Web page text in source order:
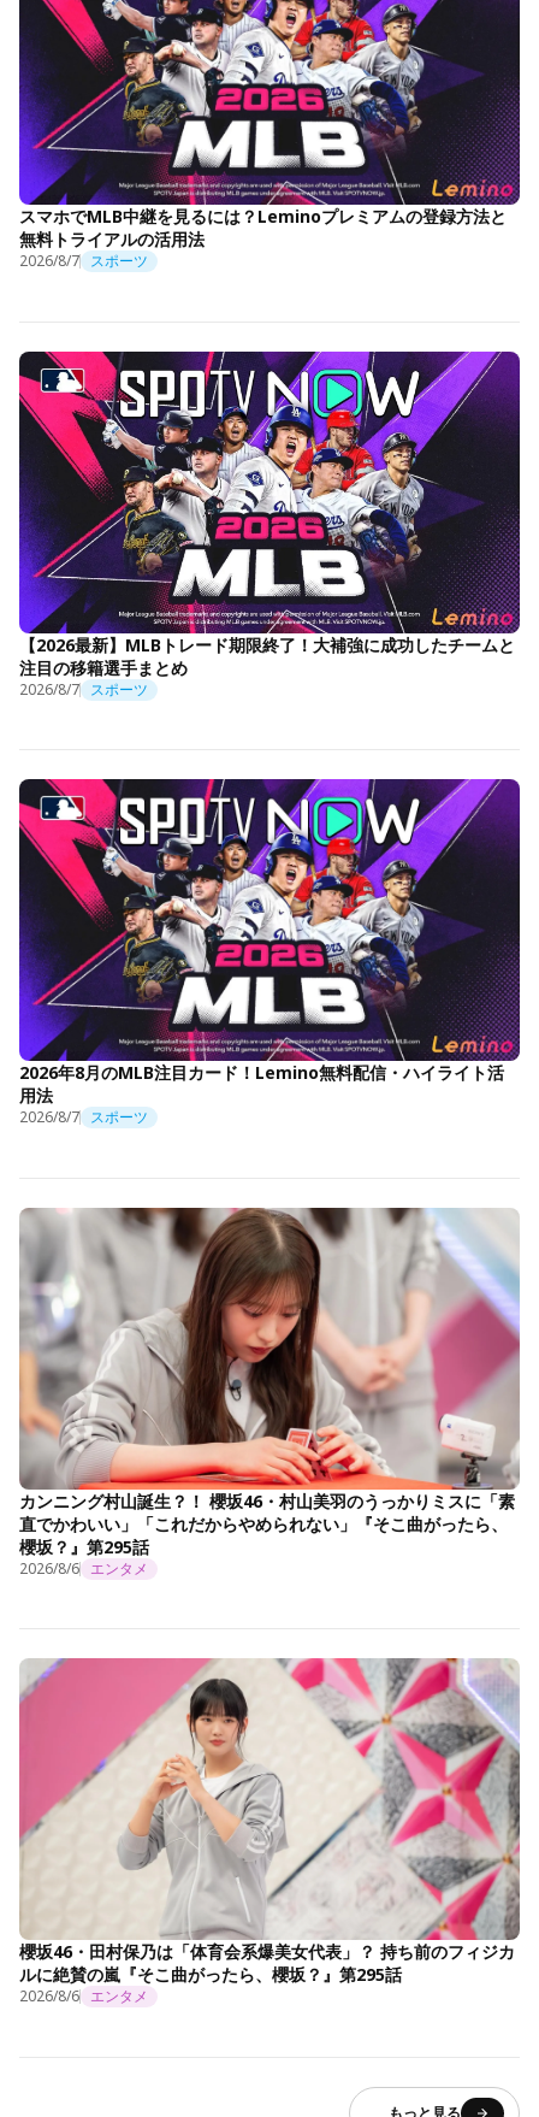
スマホでMLB中継を見るには？Leminoプレミアムの登録方法と
無料トライアルの活用法
2026/8/7 スポーツ
【2026最新】MLBトレード期限終了！大補強に成功したチームと
注目の移籍選手まとめ
2026/8/7 スポーツ
2026年8月のMLB注目カード！Lemino無料配信・ハイライト活
用法
2026/8/7 スポーツ
カンニング村山誕生？！ 櫻坂46・村山美羽のうっかりミスに「素
直でかわいい」「これだからやめられない」『そこ曲がったら、
櫻坂？』第295話
2026/8/6 エンタメ
櫻坂46・田村保乃は「体育会系爆美女代表」？ 持ち前のフィジカ
ルに絶賛の嵐『そこ曲がったら、櫻坂？』第295話
2026/8/6 エンタメ
もっと見る